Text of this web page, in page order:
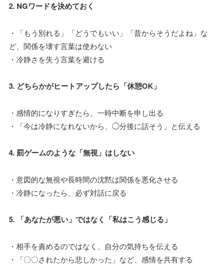
2. NGワードを決めておく
・「もう別れる」「どうでもいい」「昔からそうだよね」な
ど、関係を壊す言葉は使わない
・冷静さを失う言葉を避ける
3. どちらかがヒートアップしたら「休憩OK」
・感情的になりすぎたら、一時中断を申し出る
・「今は冷静になれないから、◯分後に話そう」と伝える
4. 罰ゲームのような「無視」はしない
・意図的な無視や長時間の沈黙は関係を悪化させる
・冷静になったら、必ず対話に戻る
5. 「あなたが悪い」ではなく「私はこう感じる」
・相手を責めるのではなく、自分の気持ちを伝える
・「〇〇されたから悲しかった」など、感情を共有する